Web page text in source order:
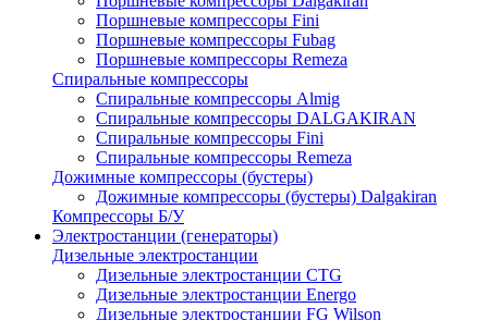
Поршневые компрессоры Fini
Поршневые компрессоры Fubag
Поршневые компрессоры Remeza
Спиральные компрессоры
Спиральные компрессоры Almig
Спиральные компрессоры DALGAKIRAN
Спиральные компрессоры Fini
Спиральные компрессоры Remeza
Дожимные компрессоры (бустеры)
Дожимные компрессоры (бустеры) Dalgakiran
Компрессоры Б/У
Электростанции (генераторы)
Дизельные электростанции
Дизельные электростанции CTG
Дизельные электростанции Energo
Дизельные электростанции FG Wilson